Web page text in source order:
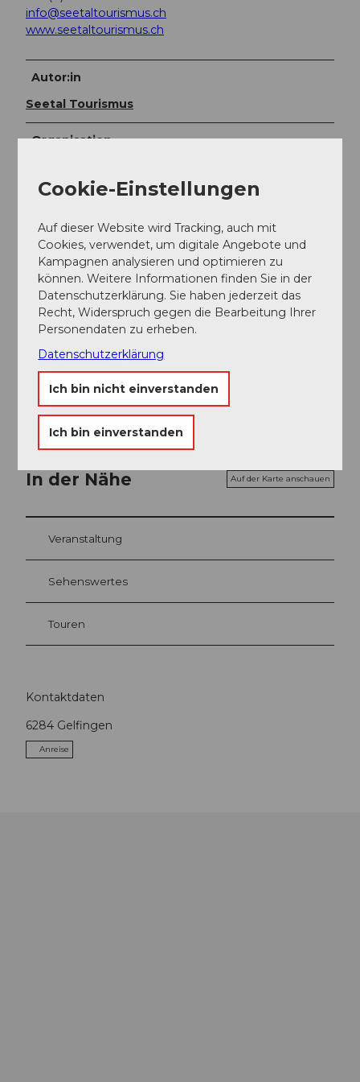
info@seetaltourismus.ch
www.seetaltourismus.ch
Autor:in
Seetal Tourismus
Organisation
Zischenhalt in der Alpwirtschaft Horben machen
Das Panorama beim Alpenzeiger geniessen
die Ruine Nünegg besichtigen
Karte
Landeskarte 1:25'000 (Bundesamt für
Landestopografie swisstopo) Blatt Hitzkirch und
Hochdorf
In der Nähe Auf der Karte anschauen
Veranstaltung
Sehenswertes
Touren
Kontaktdaten
6284 Gelfingen
Anreise
Cookie-Einstellungen
Auf dieser Website wird Tracking, auch mit
Cookies, verwendet, um digitale Angebote und
Kampagnen analysieren und optimieren zu
können. Weitere Informationen finden Sie in der
Datenschutzerklärung. Sie haben jederzeit das
Recht, Widerspruch gegen die Bearbeitung Ihrer
Personendaten zu erheben.
Datenschutzerklärung
Ich bin nicht einverstanden
Ich bin einverstanden